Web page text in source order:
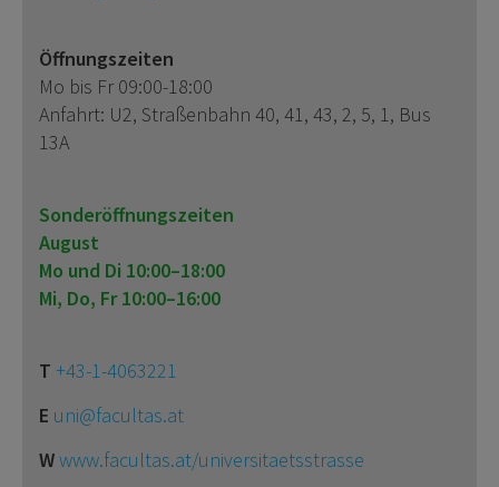
Öffnungszeiten
Mo bis Fr 09:00-18:00
Anfahrt: U2, Straßenbahn 40, 41, 43, 2, 5, 1, Bus
13A
Sonderöffnungszeiten
August
Mo und Di 10:00–18:00
Mi, Do, Fr 10:00–16:00
T +43-1-4063221
E uni@facultas.at
Wwww.facultas.at/universitaetsstrasse